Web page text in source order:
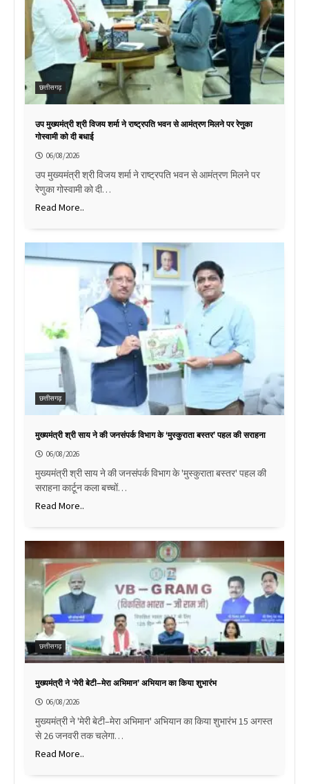
छत्तीसगढ़
उप मुख्यमंत्री श्री विजय शर्मा ने राष्ट्रपति भवन से आमंत्रण मिलने पर रेणुका
गोस्वामी को दी बधाई
06/08/2026
उप मुख्यमंत्री श्री विजय शर्मा ने राष्ट्रपति भवन से आमंत्रण मिलने पर
रेणुका गोस्वामी को दी…
Read More..
छत्तीसगढ़
मुख्यमंत्री श्री साय ने की जनसंपर्क विभाग के ‘मुस्कुराता बस्तर’ पहल की सराहना
06/08/2026
मुख्यमंत्री श्री साय ने की जनसंपर्क विभाग के 'मुस्कुराता बस्तर' पहल की
सराहना कार्टून कला बच्चों…
Read More..
छत्तीसगढ़
मुख्यमंत्री ने ‘मेरी बेटी–मेरा अभिमान’ अभियान का किया शुभारंभ
06/08/2026
मुख्यमंत्री ने 'मेरी बेटी–मेरा अभिमान' अभियान का किया शुभारंभ 15 अगस्त
से 26 जनवरी तक चलेगा…
Read More..